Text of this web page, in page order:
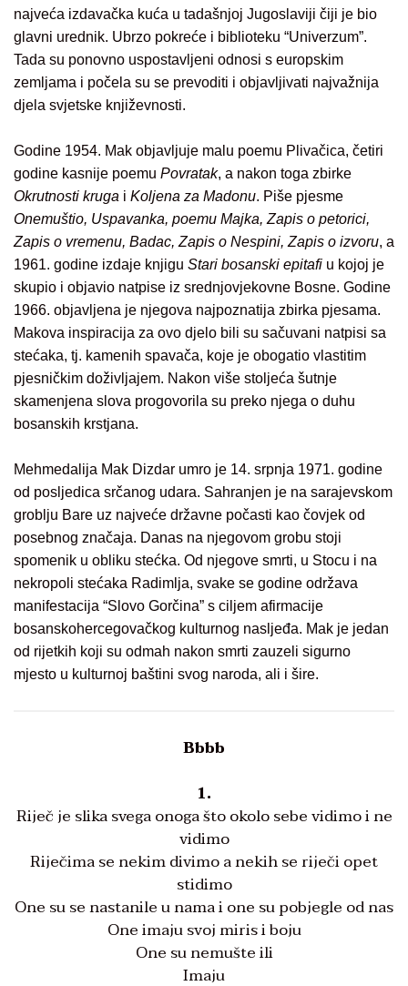
najveća izdavačka kuća u tadašnjoj Jugoslaviji čiji je bio
glavni urednik. Ubrzo pokreće i biblioteku “Univerzum”.
Tada su ponovno uspostavljeni odnosi s europskim
zemljama i počela su se prevoditi i objavljivati najvažnija
djela svjetske književnosti.
Godine 1954. Mak objavljuje malu poemu Plivačica, četiri
godine kasnije poemu Povratak, a nakon toga zbirke
Okrutnosti kruga i Koljena za Madonu. Piše pjesme
Onemuštio, Uspavanka, poemu Majka, Zapis o petorici,
Zapis o vremenu, Badac, Zapis o Nespini, Zapis o izvoru, a
1961. godine izdaje knjigu Stari bosanski epitafi u kojoj je
skupio i objavio natpise iz srednjovjekovne Bosne. Godine
1966. objavljena je njegova najpoznatija zbirka pjesama.
Makova inspiracija za ovo djelo bili su sačuvani natpisi sa
stećaka, tj. kamenih spavača, koje je obogatio vlastitim
pjesničkim doživljajem. Nakon više stoljeća šutnje
skamenjena slova progovorila su preko njega o duhu
bosanskih krstjana.
Mehmedalija Mak Dizdar umro je 14. srpnja 1971. godine
od posljedica srčanog udara. Sahranjen je na sarajevskom
groblju Bare uz najveće državne počasti kao čovjek od
posebnog značaja. Danas na njegovom grobu stoji
spomenik u obliku stećka. Od njegove smrti, u Stocu i na
nekropoli stećaka Radimlja, svake se godine održava
manifestacija “Slovo Gorčina” s ciljem afirmacije
bosanskohercegovačkog kulturnog nasljeđa. Mak je jedan
od rijetkih koji su odmah nakon smrti zauzeli sigurno
mjesto u kulturnoj baštini svog naroda, ali i šire.
Bbbb
1.
Riječ je slika svega onoga što okolo sebe vidimo i ne
vidimo
Riječima se nekim divimo a nekih se riječi opet
stidimo
One su se nastanile u nama i one su pobjegle od nas
One imaju svoj miris i boju
One su nemušte ili
Imaju